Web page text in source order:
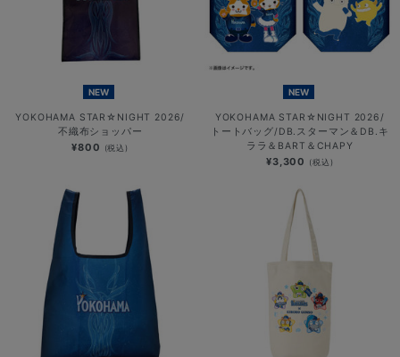
NEW
YOKOHAMA STAR☆NIGHT 2026/
不織布ショッパー
¥800 (税込)
NEW
YOKOHAMA STAR☆NIGHT 2026/
トートバッグ/DB.スターマン＆DB.キ
ララ＆BART＆CHAPY
¥3,300 (税込)